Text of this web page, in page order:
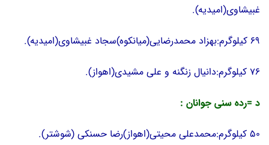
غبیشاوی(امیدیه).
69 کیلوگرم:بهزاد محمدرضایی(میانکوه)سجاد غبیشاوی(امیدیه).
76 کیلوگرم:دانیال زنگنه و علی مشیدی(اهواز).
د =رده سنی جوانان :
50 کیلوگرم:محمدعلی محیتی(اهواز)رضا حسنکی (شوشتر).